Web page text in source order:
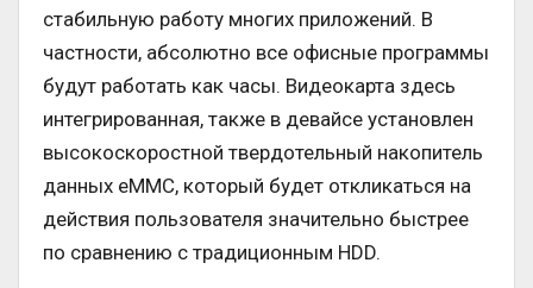
стабильную работу многих приложений. В
частности, абсолютно все офисные программы
будут работать как часы. Видеокарта здесь
интегрированная, также в девайсе установлен
высокоскоростной твердотельный накопитель
данных еММС, который будет откликаться на
действия пользователя значительно быстрее
по сравнению с традиционным HDD.